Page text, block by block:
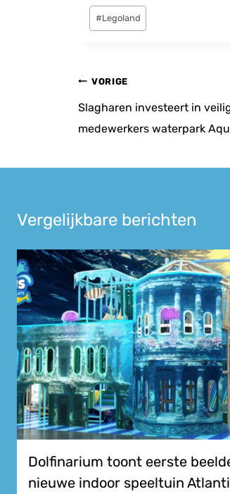
Bericht
tags:
#Legoland
Bericht
navigatie
VORIGE
Slagharen investeert in
medewerkers waterpark
Vergelijkbare berichten
Dolfinarium toont eerste
nieuwe indoor speeltuin